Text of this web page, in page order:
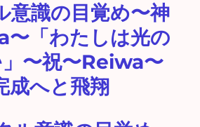
意識の目覚め〜神
〜「わたしは光の
〜祝〜Reiwa〜
成へと飛翔